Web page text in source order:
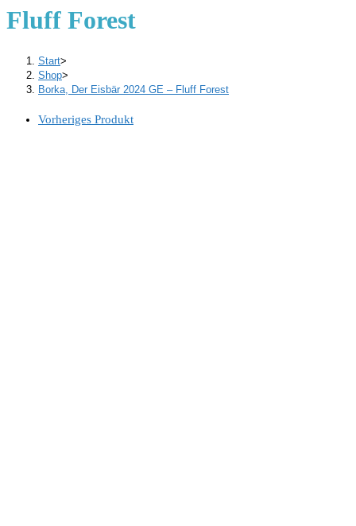
Fluff Forest
Start>
Shop>
Borka, Der Eisbär 2024 GE – Fluff Forest
Vorheriges Produkt